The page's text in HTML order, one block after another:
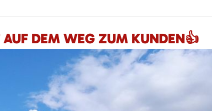
DEM WEG ZUM KUNDEN👍